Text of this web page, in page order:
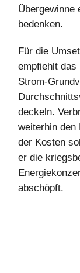
Übergewinne
bedenken.
Für die
empfiehlt das
Strom-
deckeln.
weiterhin den
der Kosten
er die
abschöpft.